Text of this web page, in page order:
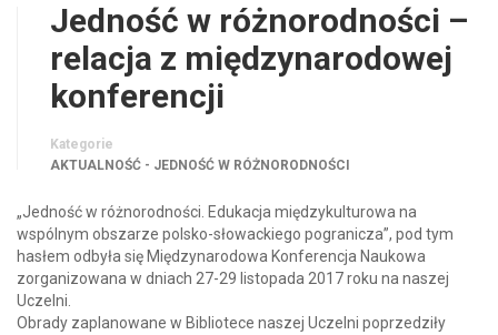
Jedność w różnorodności –
relacja z międzynarodowej
konferencji
Kategorie
AKTUALNOŚĆ - JEDNOŚĆ W RÓŻNORODNOŚCI
„Jedność w różnorodności. Edukacja międzykulturowa na
wspólnym obszarze polsko-słowackiego pogranicza”, pod tym
hasłem odbyła się Międzynarodowa Konferencja Naukowa
zorganizowana w dniach 27-29 listopada 2017 roku na naszej
Uczelni.
Obrady zaplanowane w Bibliotece naszej Uczelni poprzedziły